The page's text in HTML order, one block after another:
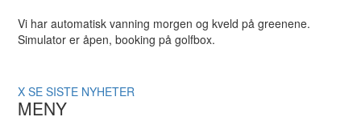
Vi har automatisk vanning morgen og kveld på greenene.
Simulator er åpen, booking på golfbox.
X SE SISTE NYHETER
MENY